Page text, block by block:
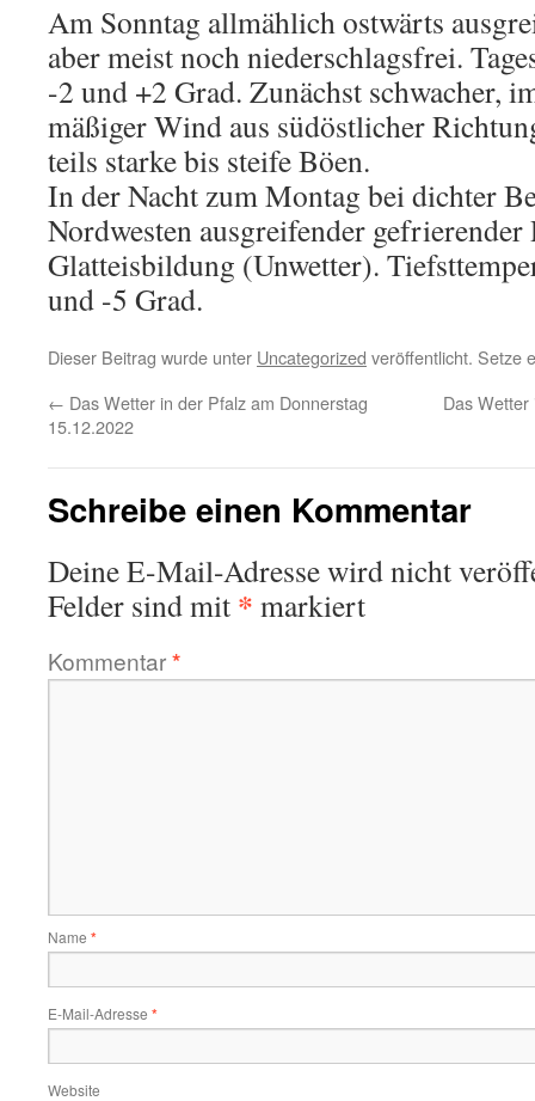
Am Sonntag allmählich ostwärts
aber meist noch niederschlagsfrei.
-2 und +2 Grad. Zunächst schwacher,
mäßiger Wind aus südöstlicher
teils starke bis steife Böen.
In der Nacht zum Montag bei dichter
Nordwesten ausgreifender
Glatteisbildung (Unwetter).
und -5 Grad.
Dieser Beitrag wurde unter Uncategorized veröffentlicht. Setze
← Das Wetter in der Pfalz am Donnerstag
15.12.2022
Das
Schreibe einen Kommentar
Deine E-Mail-Adresse wird nicht
Felder sind mit * markiert
Kommentar*
Name *
E-Mail-Adresse *
Website